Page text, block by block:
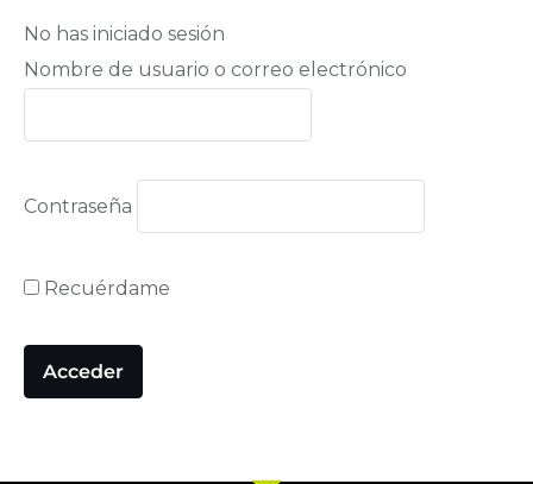
No has iniciado sesión
Nombre de usuario o correo electrónico
Contraseña
Recuérdame